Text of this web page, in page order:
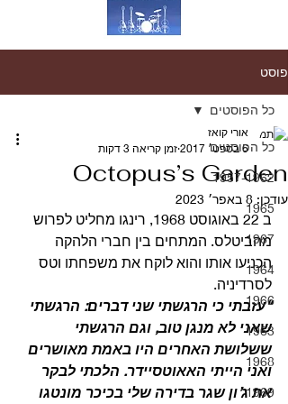
פוסט
כל הפוסטים
1957-1962
1965
1967
1964
1966
1963
1968
1969
כל הפוסטים
Octopus’s Garden
אורי קואז
6 בספט׳ 2017
זמן קריאה 3 דקות
עודכן: 8 באפר׳ 2023
ב 22 באוגוסט 1968, רינגו מחליט לפרוש
מהביטלס. המתחים בין חברי הלהקה
הכניעו אותו והוא לוקח את משפחתו וטס
לסרדיניה.
“עזבתי כי הרגשתי שני דברים: הרגשתי
שאני לא מנגן טוב, וגם הרגשתי
ששלושת האחרים היו באמת מאושרים
ואני הייתי האאוטסיידר. הלכתי לבקר
את ג’ון שגר בדירה שלי בכיכר מונטגו